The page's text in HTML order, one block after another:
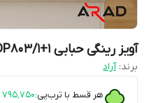
آویز رینگی حبابی SMDP803/1+1
برند: آراد
هر قسط با ترب‌پی:۷۹۵٬۷۵۰